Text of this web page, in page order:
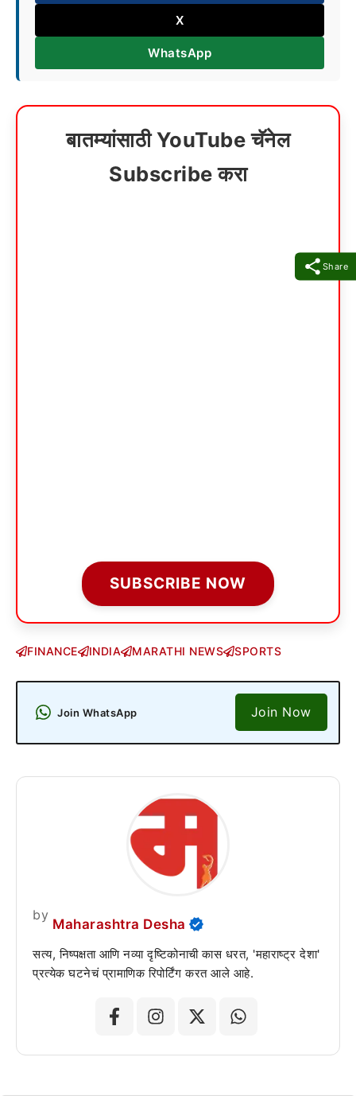
Share
X
WhatsApp
बातम्यांसाठी YouTube चॅनेल
Subscribe करा
SUBSCRIBE NOW
FINANCE INDIA MARATHI NEWS SPORTS
Join WhatsApp Join Now
by
Maharashtra Desha
सत्य, निष्पक्षता आणि नव्या दृष्टिकोनाची कास धरत, 'महाराष्ट्र देशा'
प्रत्येक घटनेचं प्रामाणिक रिपोर्टिंग करत आले आहे.